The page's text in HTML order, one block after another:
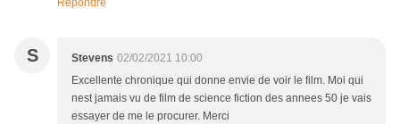
Répondre
S Stevens 02/02/2021 10:00
Excellente chronique qui donne envie de voir le film. Moi qui
nest jamais vu de film de science fiction des annees 50 je vais
essayer de me le procurer. Merci